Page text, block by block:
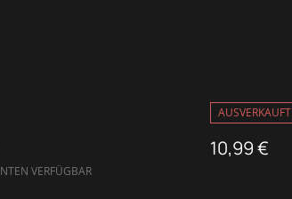
VERFÜGBAR
AUSVERKAUFT
10,99 €